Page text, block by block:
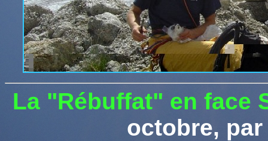
La "Rébuffat" en face
octobre,